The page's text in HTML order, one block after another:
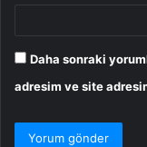
Daha sonraki
adresim ve site